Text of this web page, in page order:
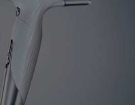
に従い正常に
なった場合